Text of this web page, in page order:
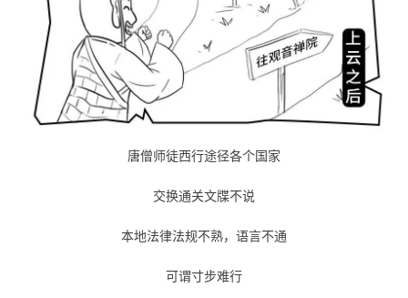
唐僧师徒西行途径各个国家
交换通关文牒不说
本地法律法规不熟，语言不通
可谓寸步难行